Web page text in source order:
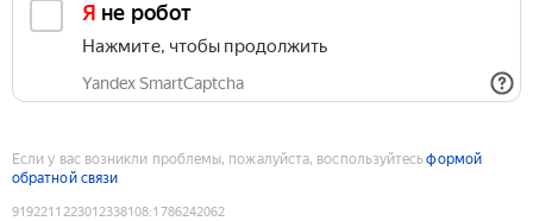
Я не робот
Нажмите, чтобы продолжить
Yandex SmartCaptcha
Если у вас возникли проблемы, пожалуйста, воспользуйтесьформой
обратной связи
9192211223012338108:1786242062